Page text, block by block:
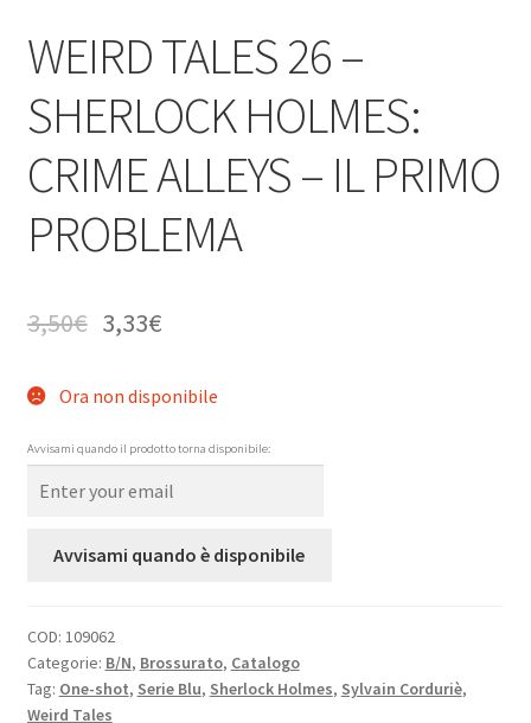
WEIRD TALES 26 –
SHERLOCK HOLMES:
CRIME ALLEYS – IL PRIMO
PROBLEMA
3,50€ 3,33€
Ora non disponibile
Avvisami quando il prodotto torna disponibile:
Avvisami quando è disponibile
COD: 109062
Categorie: B/N, Brossurato, Catalogo
Tag: One-shot, Serie Blu, Sherlock Holmes, Sylvain Corduriè,
Weird Tales